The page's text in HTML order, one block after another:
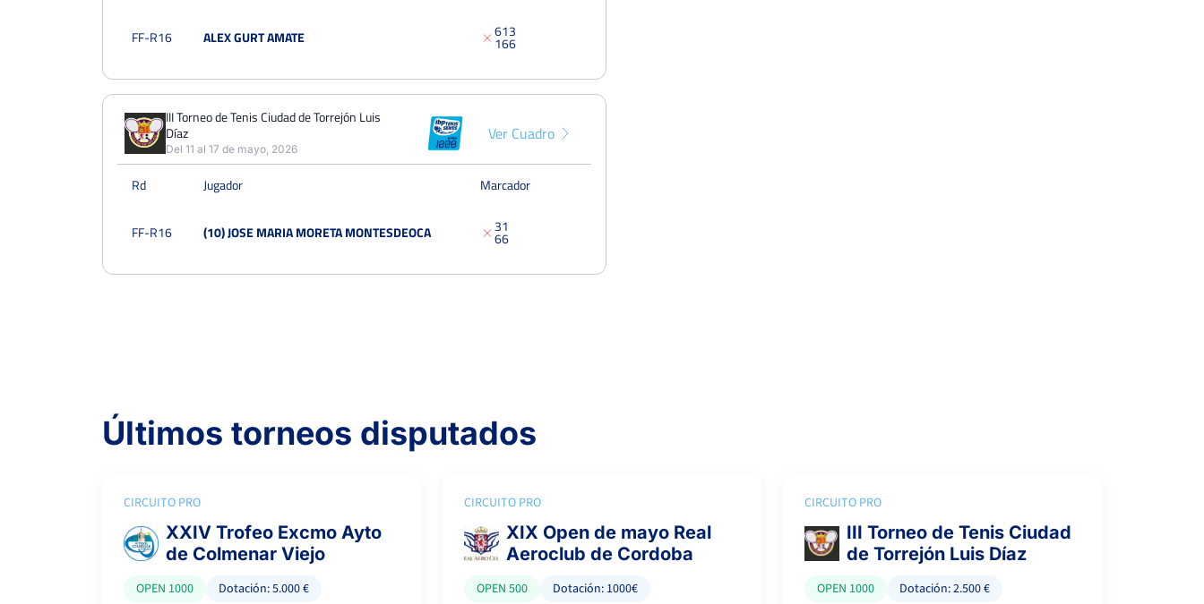
FF-R16 ALEX GURT AMATE 6
1
1
6
3
6
III Torneo de Tenis Ciudad de Torrejón Luis
Díaz
Del 11 al 17 de mayo, 2026
Ver Cuadro
Rd Jugador Marcador
FF-R16 (10) JOSE MARIA MORETA MONTESDEOCA 3
6
1
6
Últimos torneos disputados
CIRCUITO PRO
XXIV Trofeo Excmo Ayto
de Colmenar Viejo
OPEN 1000
Dotación: 5.000 €
CIRCUITO PRO
XIX Open de mayo Real
Aeroclub de Cordoba
OPEN 500
Dotación: 1000€
CIRCUITO PRO
III Torneo de Tenis Ciudad
de Torrejón Luis Díaz
OPEN 1000
Dotación: 2.500 €